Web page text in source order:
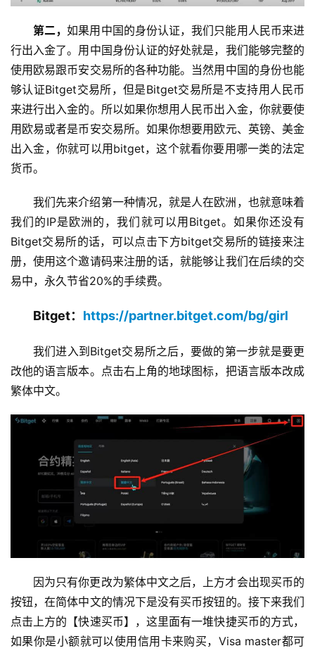
第二，如果用中国的身份认证，我们只能用人民币来进
行出入金了。用中国身份认证的好处就是，我们能够完整的
使用欧易跟币安交易所的各种功能。当然用中国的身份也能
够认证Bitget交易所，但是Bitget交易所是不支持用人民币
来进行出入金的。所以如果你想用人民币出入金，你就要使
用欧易或者是币安交易所。如果你想要用欧元、英镑、美金
出入金，你就可以用bitget，这个就看你要用哪一类的法定
货币。
我们先来介绍第一种情况，就是人在欧洲，也就意味着
我们的IP是欧洲的，我们就可以用Bitget。如果你还没有
Bitget交易所的话，可以点击下方bitget交易所的链接来注
册，使用这个邀请码来注册的话，就能够让我们在后续的交
易中，永久节省20%的手续费。
Bitget： https://partner.bitget.com/bg/girl
我们进入到Bitget交易所之后，要做的第一步就是要更
改他的语言版本。点击右上角的地球图标，把语言版本改成
繁体中文。
因为只有你更改为繁体中文之后，上方才会出现买币的
按钮，在简体中文的情况下是没有买币按钮的。接下来我们
点击上方的【快速买币】，这里面有一堆快捷买币的方式，
如果你是小额就可以使用信用卡来购买，Visa master都可